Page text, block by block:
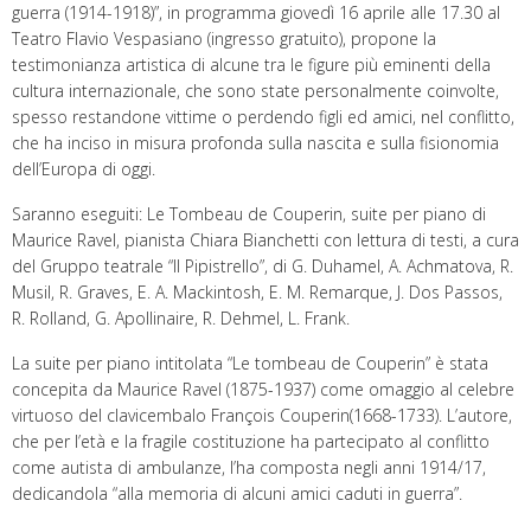
guerra (1914-1918)”, in programma giovedì 16 aprile alle 17.30 al
Teatro Flavio Vespasiano (ingresso gratuito), propone la
testimonianza artistica di alcune tra le figure più eminenti della
cultura internazionale, che sono state personalmente coinvolte,
spesso restandone vittime o perdendo figli ed amici, nel conflitto,
che ha inciso in misura profonda sulla nascita e sulla fisionomia
dell’Europa di oggi.
Saranno eseguiti: Le Tombeau de Couperin, suite per piano di
Maurice Ravel, pianista Chiara Bianchetti con lettura di testi, a cura
del Gruppo teatrale “Il Pipistrello”, di G. Duhamel, A. Achmatova, R.
Musil, R. Graves, E. A. Mackintosh, E. M. Remarque, J. Dos Passos,
R. Rolland, G. Apollinaire, R. Dehmel, L. Frank.
La suite per piano intitolata “Le tombeau de Couperin” è stata
concepita da Maurice Ravel (1875-1937) come omaggio al celebre
virtuoso del clavicembalo François Couperin(1668-1733). L’autore,
che per l’età e la fragile costituzione ha partecipato al conflitto
come autista di ambulanze, l’ha composta negli anni 1914/17,
dedicandola “alla memoria di alcuni amici caduti in guerra”.